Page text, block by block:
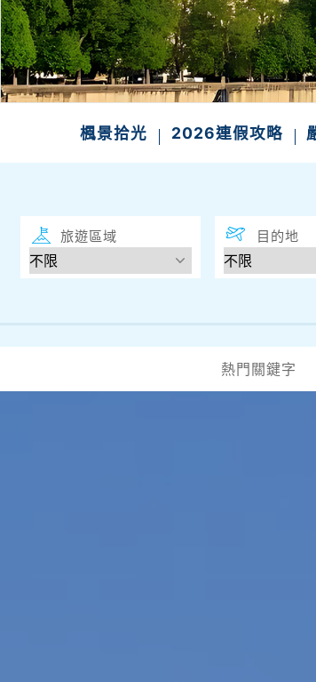
楓景拾光 2026連假攻略
旅遊區域 目的地
熱門關鍵字